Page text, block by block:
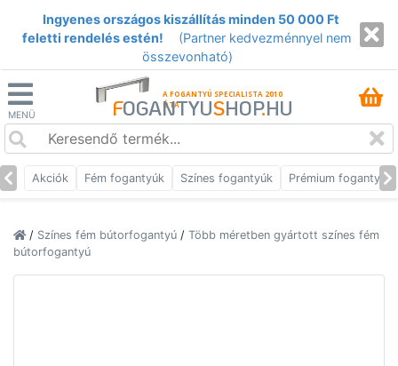
Ingyenes országos kiszállítás minden 50 000 Ft
feletti rendelés estén!
(Partner kedvezménnyel nem
összevonható)
MENÜ
A FOGANTYÚ SPECIALISTA 2010
ÓTA
FOGANTYUSHOP.HU
Akciók Fém fogantyúk Színes fogantyúk Prémium fogantyúk
/ Színes fém bútorfogantyú / Több méretben gyártott színes fém
bútorfogantyú